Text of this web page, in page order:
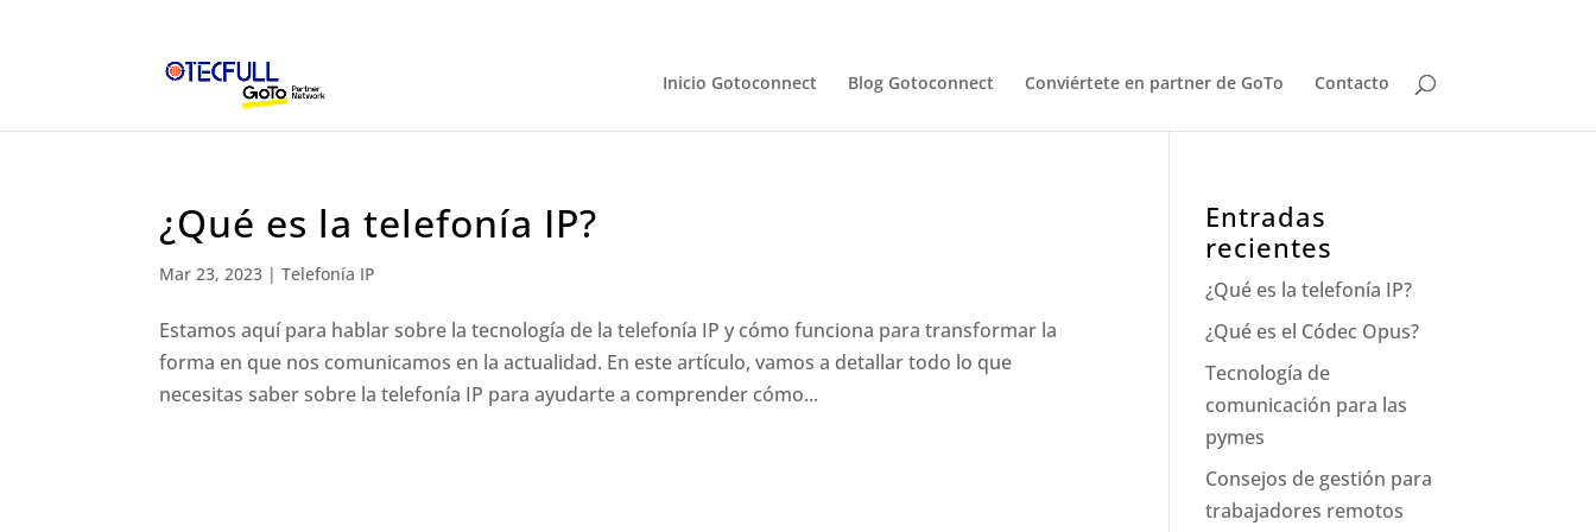
Inicio Gotoconnect Blog Gotoconnect Conviértete en partner de GoTo Contacto
¿Qué es la telefonía IP?
Mar 23, 2023 |Telefonía IP
Estamos aquí para hablar sobre la tecnología de la telefonía IP y cómo funciona para transformar la
forma en que nos comunicamos en la actualidad. En este artículo, vamos a detallar todo lo que
necesitas saber sobre la telefonía IP para ayudarte a comprender cómo...
Entradas
recientes
¿Qué es la telefonía IP?
¿Qué es el Códec Opus?
Tecnología de
comunicación para las
pymes
Consejos de gestión para
trabajadores remotos